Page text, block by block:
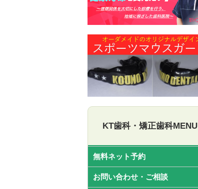
KT歯科・矯正歯科MENU
無料ネット予約
お問い合わせ・ご相談